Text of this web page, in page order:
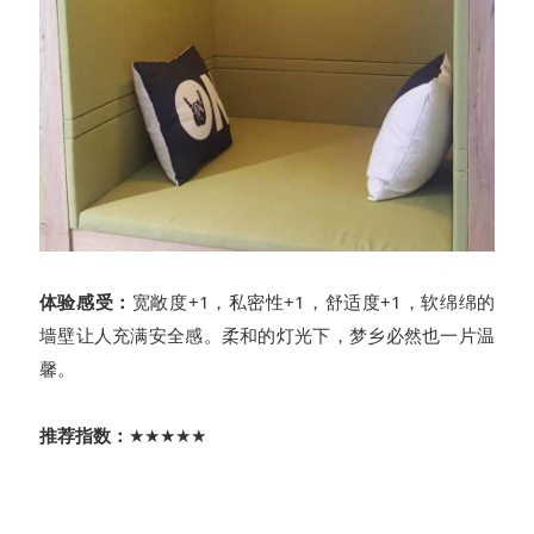
体验感受： 宽敞度+1，私密性+1，舒适度+1，软绵绵的
墙壁让人充满安全感。柔和的灯光下，梦乡必然也一片温
馨。
推荐指数： ★★★★★